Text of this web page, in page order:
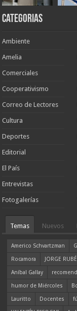
Categorias
Ambiente
Amelia
Comerciales
Cooperativismo
Correo de Lectores
Cultura
Deportes
Editorial
El País
Entrevistas
Fotogalerías
Temas Nuevos
Americo Schvartzman
Rocamora
JORGE
Aníbal Gallay
humor de Miércoles
Lauritto
Docentes